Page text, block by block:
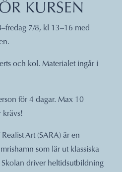
KURSEN
7/8, kl 13–16 med
och kol. Materialet ingår i
för 4 dagar. Max 10
krävs!
Art (SARA) är en
som lär ut klassiska
Skolan driver heltidsutbildning